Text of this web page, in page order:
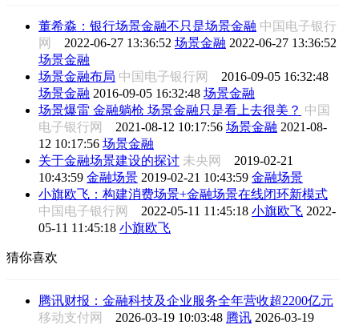
董希淼：银行场景金融不只是场景金融 中国电子银行
网 2022-06-27 13:36:52 场景金融 2022-06-27 13:36:52
场景金融
场景金融布局 中国电子银行网 2016-09-05 16:32:48
场景金融 2016-09-05 16:32:48 场景金融
场景爆雷 金融躺枪 场景金融只是看上去很美？ 中国
电子银行网 2021-08-12 10:17:56 场景金融 2021-08-
12 10:17:56 场景金融
关于金融场景建设的探讨 未央网 2019-02-21
10:43:59 金融场景 2019-02-21 10:43:59 金融场景
小旗欧飞：构建消费场景+金融场景在线闭环新模式
中国电子银行网 2022-05-11 11:45:18 小旗欧飞 2022-
05-11 11:45:18 小旗欧飞
猜你喜欢
腾讯财报：金融科技及企业服务全年营收超2200亿元
移动支付网 2026-03-19 10:03:48 腾讯 2026-03-19